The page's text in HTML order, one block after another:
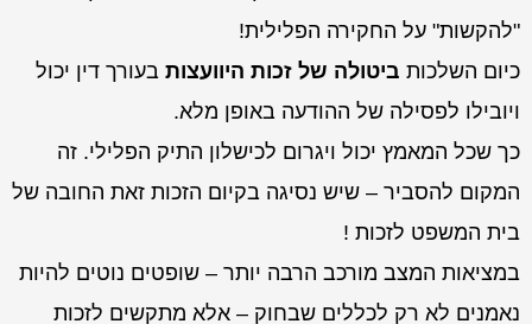
"להקשות" על החקירה הפלילית!
כיום השלכות ביטולה של זכות היוועצות בעורך דין יכול
ויובילו לפסילה של ההודעה באופן מלא.
כך שכל המאמץ יכול ויגרום לכישלון התיק הפלילי. זה
המקום להסביר – שיש נסיגה בקיום הזכות זאת החובה של
בית המשפט לזכות !
במציאות המצב מורכב הרבה יותר – שופטים נוטים להיות
נאמנים לא רק לכללים שבחוק – אלא מתקשים לזכות